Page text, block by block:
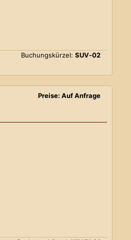
Buchungskürzel: SUV-02
Preise: Auf Anfrage